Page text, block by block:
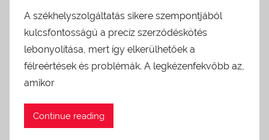
A székhelyszolgáltatás sikere szempontjából
kulcsfontosságú a precíz szerződéskötés
lebonyolítása, mert így elkerülhetőek a
félreértések és problémák. A legkézenfekvőbb az,
amikor
Continue reading